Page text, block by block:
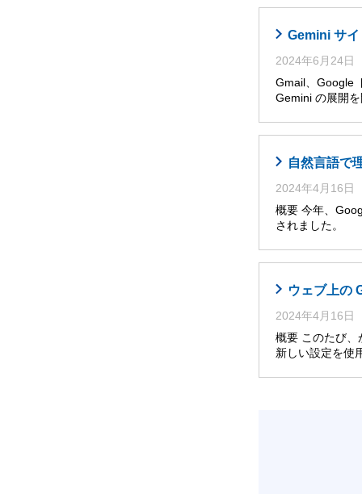
Gemini サ
2024年6月24日
Gmail、Google
Gemini の展開
自然言語で
2024年4月16日
概要 今年、
されました。
ウェブ上の
2024年4月16日
概要 このたび、
新しい設定を使